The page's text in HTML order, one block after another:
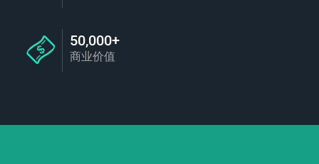
50,000+
商业价值